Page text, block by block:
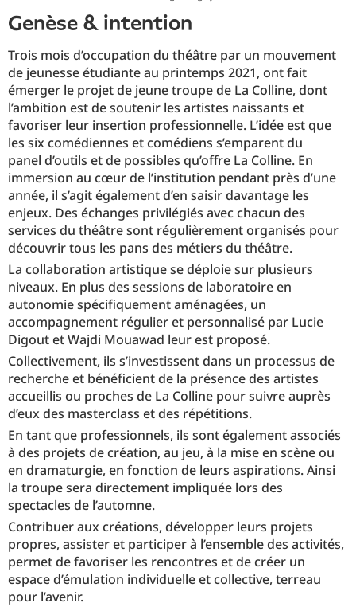
genèse & intention
Trois mois d’occupation du théâtre par un mouvement
de jeunesse étudiante au printemps 2021, ont fait
émerger le projet de jeune troupe de La Colline, dont
l’ambition est de soutenir les artistes naissants et
favoriser leur insertion professionnelle. L’idée est que
les six comédiennes et comédiens s’emparent du
panel d’outils et de possibles qu’offre La Colline. En
immersion au cœur de l’institution pendant près d’une
année, il s’agit également d’en saisir davantage les
enjeux. Des échanges privilégiés avec chacun des
services du théâtre sont régulièrement organisés pour
découvrir tous les pans des métiers du théâtre.
La collaboration artistique se déploie sur plusieurs
niveaux. En plus des sessions de laboratoire en
autonomie spécifiquement aménagées, un
accompagnement régulier et personnalisé par Lucie
Digout et Wajdi Mouawad leur est proposé.
Collectivement, ils s’investissent dans un processus de
recherche et bénéficient de la présence des artistes
accueillis ou proches de La Colline pour suivre auprès
d’eux des masterclass et des répétitions.
En tant que professionnels, ils sont également associés
à des projets de création, au jeu, à la mise en scène ou
en dramaturgie, en fonction de leurs aspirations. Ainsi
la troupe sera directement impliquée lors des
spectacles de l’automne.
Contribuer aux créations, développer leurs projets
propres, assister et participer à l’ensemble des activités,
permet de favoriser les rencontres et de créer un
espace d’émulation individuelle et collective, terreau
pour l’avenir.